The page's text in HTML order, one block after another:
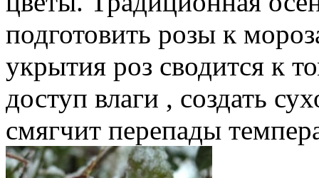
подготовить розы к
укрытия роз сводится к
доступ влаги , создать
смягчит перепады